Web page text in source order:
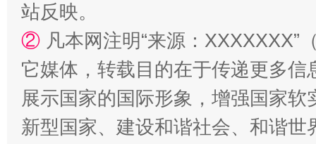
站台名比不上好声名
站反映。
② 凡本网注明“来源：
它媒体，转载目的在于传递更多
展示国家的国际形象，增强国家
新型国家、建设和谐社会、和谐